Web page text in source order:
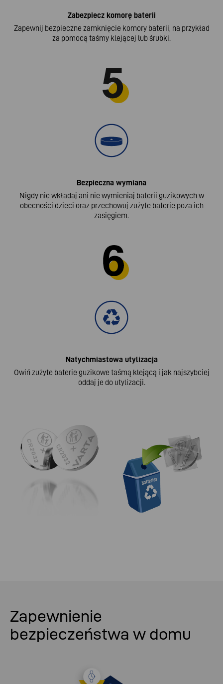
Zabezpiecz komorę baterii
Zapewnij bezpieczne zamknięcie komory baterii, na przykład
za pomocą taśmy klejącej lub śrubki.
Bezpieczna wymiana
Nigdy nie wkładaj ani nie wymieniaj baterii guzikowych w
obecności dzieci oraz przechowuj zużyte baterie poza ich
zasięgiem.
Natychmiastowa utylizacja
Owiń zużyte baterie guzikowe taśmą klejącą i jak najszybciej
oddaj je do utylizacji.
Zapewnienie
bezpieczeństwa w domu